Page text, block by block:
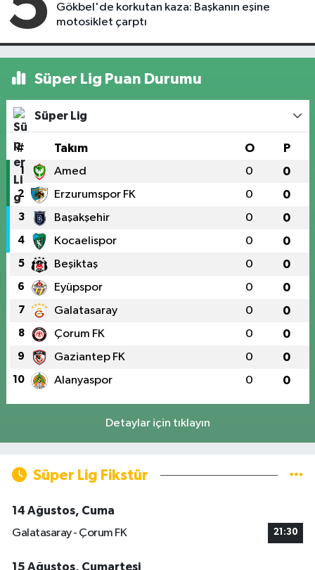
Gökbel'de korkutan kaza: Başkanın eşine
motosiklet çarptı
Süper Lig Puan Durumu
Süper Lig
# Takım O P
1 Amed 0 0
2 Erzurumspor FK 0 0
3 Başakşehir 0 0
4 Kocaelispor 0 0
5 Beşiktaş 0 0
6 Eyüpspor 0 0
7 Galatasaray 0 0
8 Çorum FK 0 0
9 Gaziantep FK 0 0
10 Alanyaspor 0 0
Detaylar için tıklayın
Süper Lig Fikstür
14 Ağustos, Cuma
Galatasaray - Çorum FK
21:30
15 Ağustos, Cumartesi